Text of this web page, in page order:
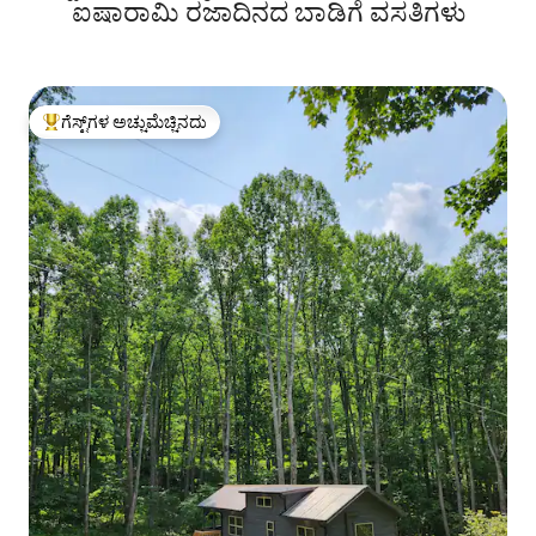
ಐಷಾರಾಮಿ ರಜಾದಿನದ ಬಾಡಿಗೆ ವಸತಿಗಳು
ಗೆಸ್ಟ್‌ಗಳಿಗೆ ಅತಿ ಹೆಚ್ಚು ಅಚ್ಚುಮೆಚ್ಚಿನದು
ಗೆಸ್ಟ್‌ಗಳ ಅಚ್ಚುಮೆಚ್ಚಿನದು